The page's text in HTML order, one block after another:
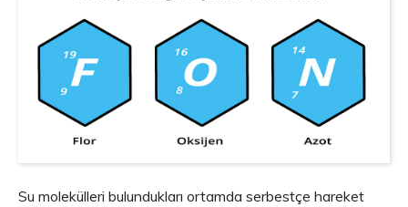
Su molekülleri bulundukları ortamda serbestçe hareket